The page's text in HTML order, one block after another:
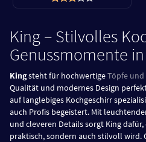
King – Stilvolles
Genussmomente
Kingsteht für hochwertigeTöpfe und
Qualität und modernes Design
auf langlebiges Kochgeschirr
auch Profis begeistert. Mit
und cleveren Details sorgt King
praktisch, sondern auch stilvoll wird.